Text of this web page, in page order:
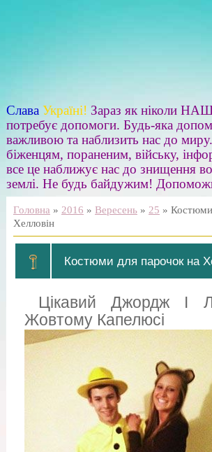
Слава Україні! Зараз як ніколи
потребує допомоги. Будь-яка
важливою та наблизить нас до
біженцям, пораненим, війську,
все це наближує нас до знищення
землі. Не будь байдужим!
Головна » 2016 » Вересень » 25 »
Хелловін
Костюми для парочок на
Цікавий Джордж І
Жовтому Капелюсі